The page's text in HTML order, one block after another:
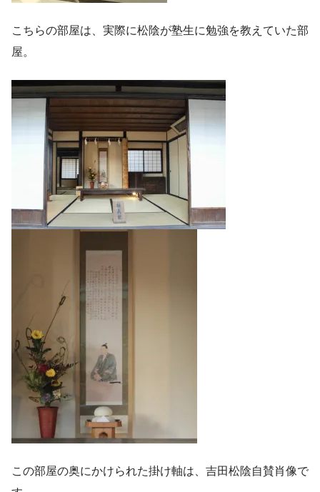
こちらの部屋は、実際に松陰が塾生に勉強を教えていた部
屋。
この部屋の奥にかけられた掛け軸は、吉田松陰自賛肖像で